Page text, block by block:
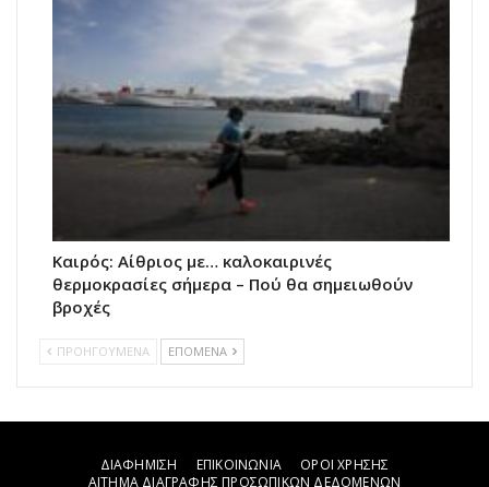
Καιρός: Αίθριος με… καλοκαιρινές
θερμοκρασίες σήμερα – Πού θα σημειωθούν
βροχές
ΠΡΟΗΓΟΥΜΕΝΑ ΕΠΟΜΕΝΑ
ΔΙΑΦΗΜΙΣΗ ΕΠΙΚΟΙΝΩΝΙΑ
ΟΡΟΙ ΧΡΗΣΗΣ
ΑΙΤΗΜΑ ΔΙΑΓΡΑΦΗΣ ΠΡΟΣΩΠΙΚΩΝ ΔΕΔΟΜΕΝΩΝ